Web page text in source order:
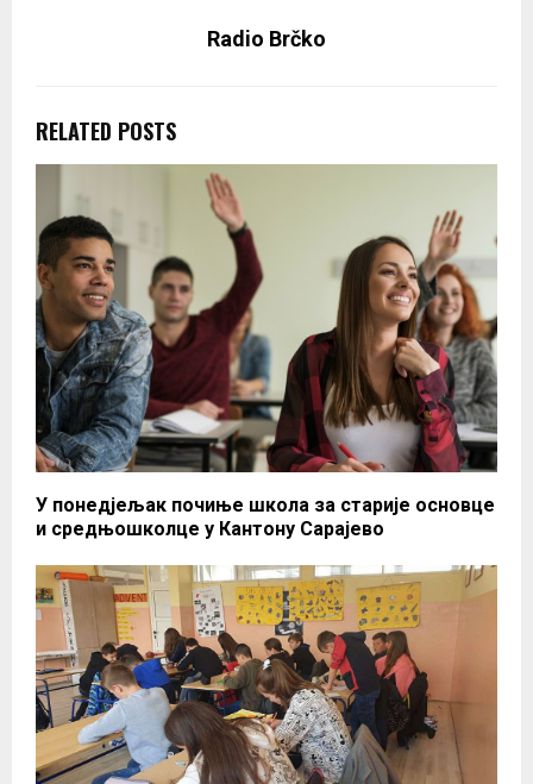
Radio Brčko
RELATED POSTS
У понедјељак почиње школа за старије основце
и средњошколце у Кантону Сарајево